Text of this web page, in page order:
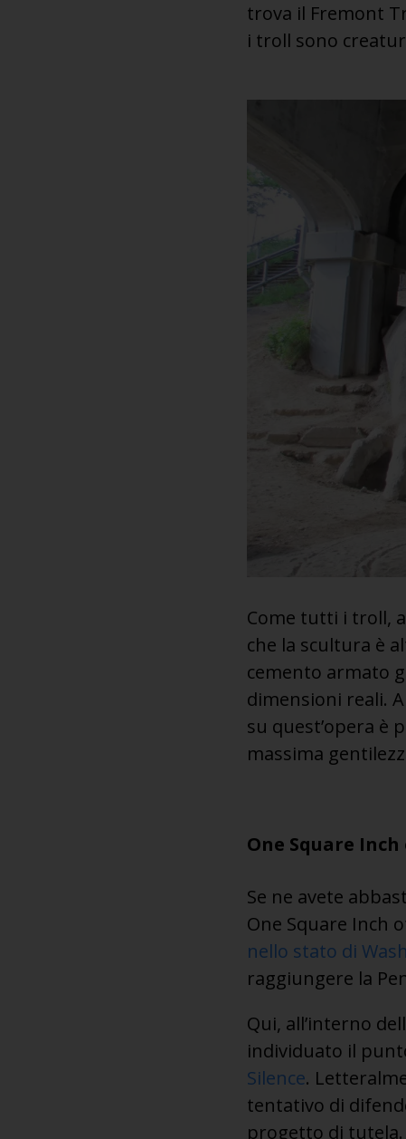
trova il Fremont
i troll sono
Come tutti i troll,
che la scultura è
cemento armato
dimensioni reali.
su quest’opera è
massima
One Square
Se ne avete
One Square Inch
nello stato di
raggiungere la
Qui, all’interno
individuato il
Silence.
tentativo di
progetto di tutela.